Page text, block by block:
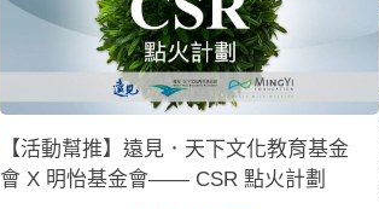
【活動幫推】遠見．天下文化教育基金
會 X 明怡基金會—— CSR 點火計劃